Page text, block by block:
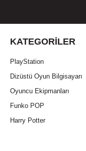
KATEGORILER
PlayStation
Dizüstü Oyun Bilgisayarı
Oyuncu Ekipmanları
Funko POP
Harry Potter